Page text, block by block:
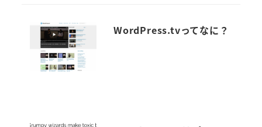
WordPress.tvってなに？